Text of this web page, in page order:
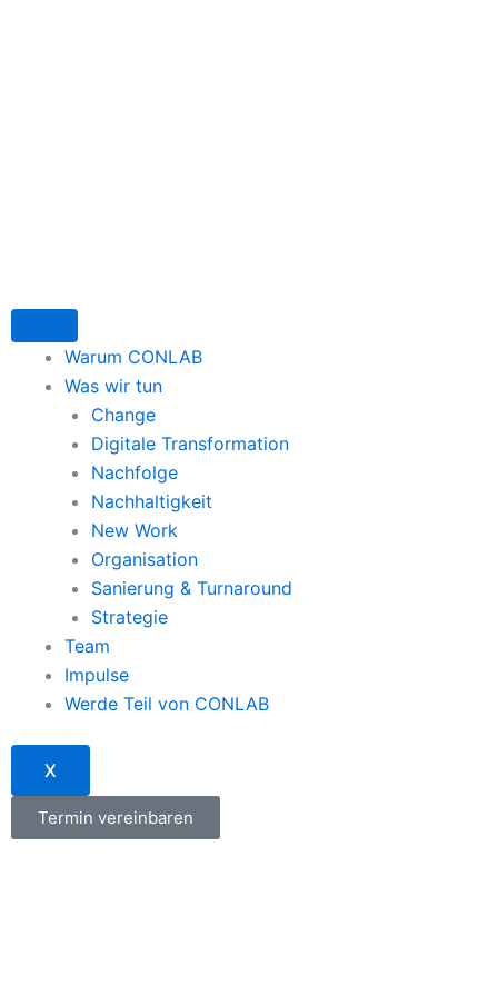
Warum CONLAB
Was wir tun
Change
Digitale Transformation
Nachfolge
Nachhaltigkeit
New Work
Organisation
Sanierung & Turnaround
Strategie
Team
Impulse
Werde Teil von CONLAB
X
Termin vereinbaren